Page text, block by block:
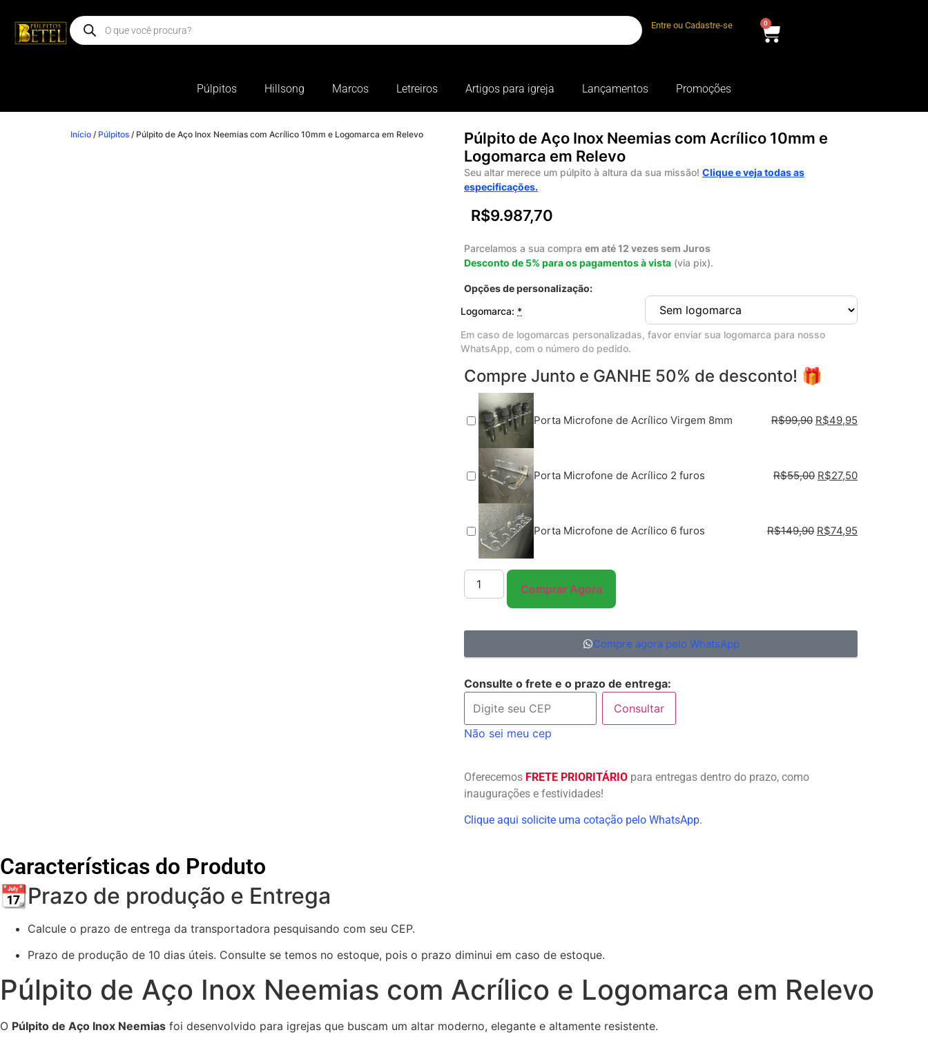
Entre ou Cadastre-se 0
Púlpitos Hillsong Marcos Letreiros Artigos para igreja Lançamentos Promoções
Início / Púlpitos / Púlpito de Aço Inox Neemias com Acrílico 10mm e Logomarca em Relevo
Púlpito de Aço Inox Neemias com Acrílico 10mm e
Logomarca em Relevo
Seu altar merece um púlpito à altura da sua missão! Clique e veja todas as
especificações.
R$9.987,70
Parcelamos a sua compra em até 12 vezes sem Juros
Desconto de 5% para os pagamentos à vista (via pix).
Opções de personalização:
Logomarca: *
Em caso de logomarcas personalizadas, favor enviar sua logomarca para nosso
WhatsApp, com o número do pedido.
Compre Junto e GANHE 50% de desconto! 🎁
Porta Microfone de Acrílico Virgem 8mm R$99,90 R$49,95
Porta Microfone de Acrílico 2 furos R$55,00 R$27,50
Porta Microfone de Acrílico 6 furos R$149,90 R$74,95
Comprar Agora
Compre agora pelo WhatsApp
Consulte o frete e o prazo de entrega:
Consultar
Não sei meu cep
Oferecemos FRETE PRIORITÁRIO para entregas dentro do prazo, como
inaugurações e festividades!
Clique aqui solicite uma cotação pelo WhatsApp.
Características do Produto
📆Prazo de produção e Entrega
Calcule o prazo de entrega da transportadora pesquisando com seu CEP.
Prazo de produção de 10 dias úteis. Consulte se temos no estoque, pois o prazo diminui em caso de estoque.
Púlpito de Aço Inox Neemias com Acrílico e Logomarca em Relevo
O Púlpito de Aço Inox Neemias foi desenvolvido para igrejas que buscam um altar moderno, elegante e altamente resistente.